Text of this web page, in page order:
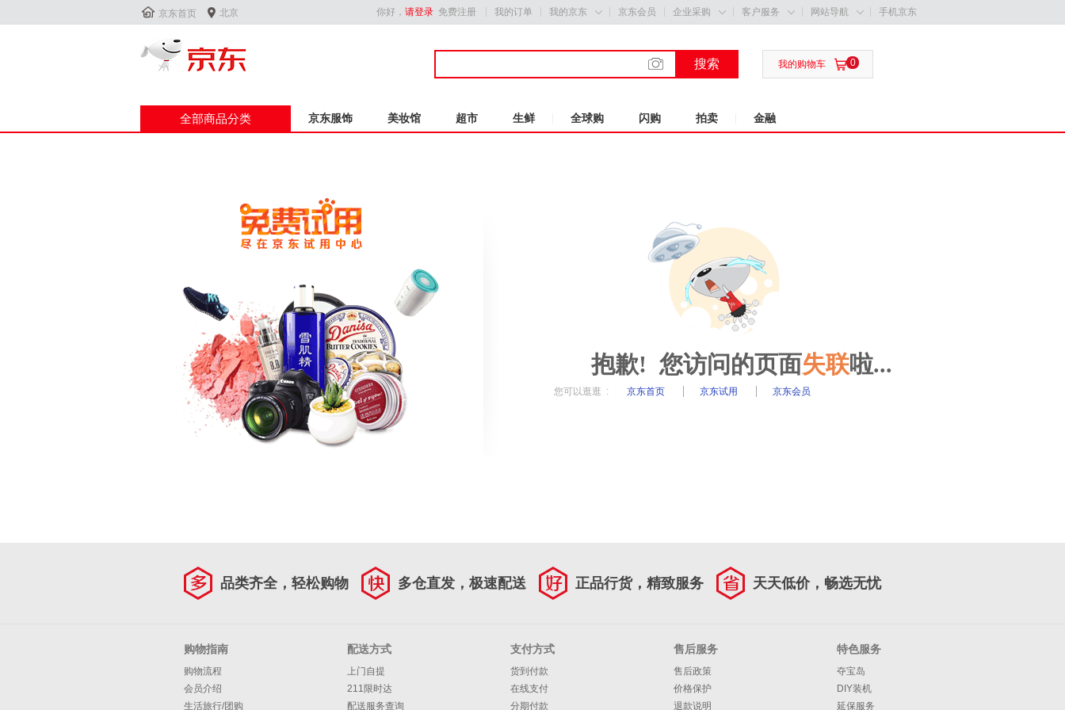
 京东首页  北京 你好， 请登录 免费注册 我的订单 我的京东  京东会员 企业采购  客户服务  网站导航  手机京东
搜索  0
我的购物车
全部商品分类 京东服饰 美妆馆 超市 生鲜 全球购 闪购 拍卖 金融
抱歉! 您访问的页面失联啦...
您可以逛逛 : 京东首页 京东试用 京东会员
品类齐全，轻松购物 多仓直发，极速配送 正品行货，精致服务 天天低价，畅选无忧
购物指南
购物流程
会员介绍
生活旅行/团购
配送方式
上门自提
211限时达
配送服务查询
支付方式
货到付款
在线支付
分期付款
售后服务
售后政策
价格保护
退款说明
特色服务
夺宝岛
DIY装机
延保服务